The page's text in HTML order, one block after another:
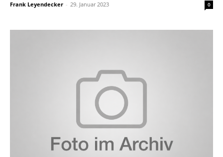
Frank Leyendecker - 29. Januar 2023 0